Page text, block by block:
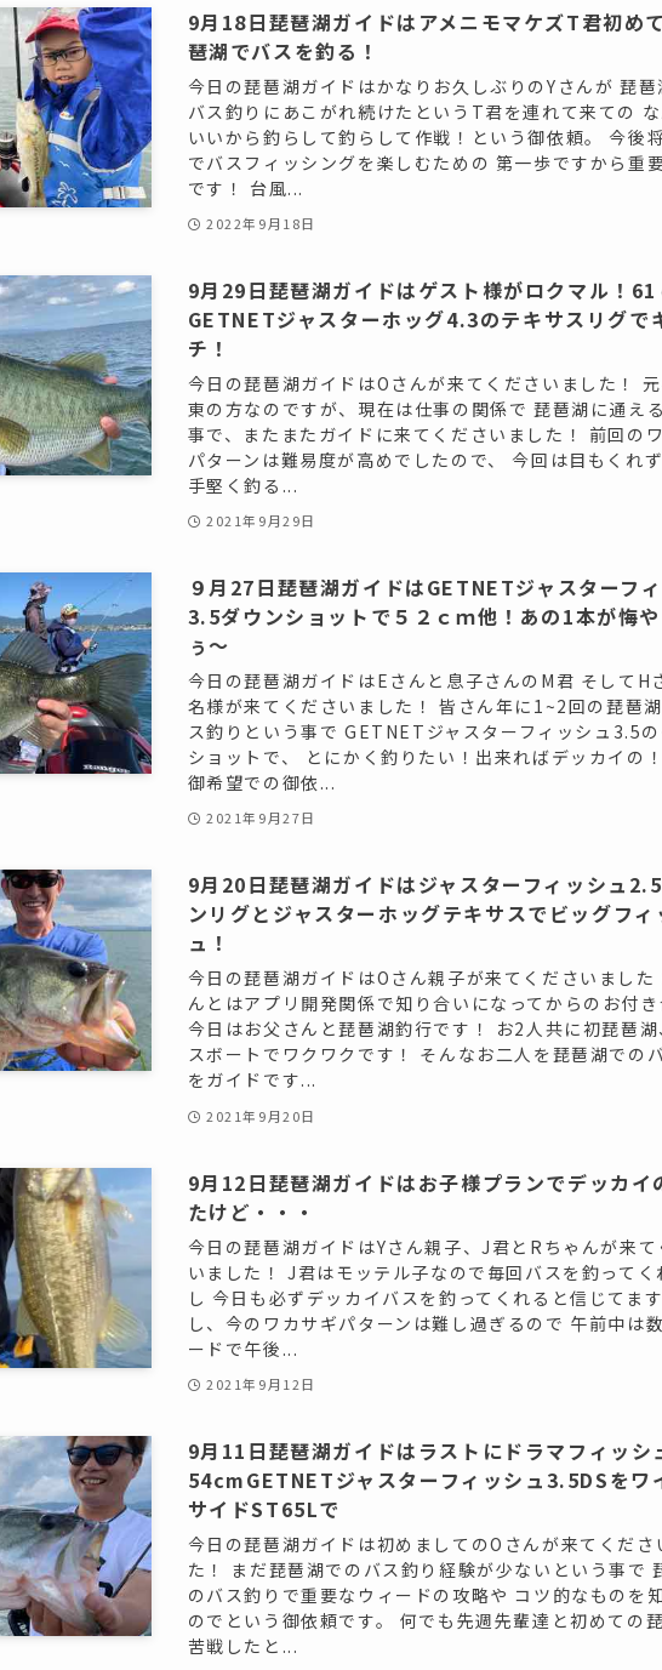
9月18日琵琶湖ガイドはアメニモマケズT君初め
琶湖でバスを釣る！
今日の琵琶湖ガイドはかなりお久しぶりのYさんが 琵琶
バス釣りにあこがれ続けたというT君を連れて来ての な
いいから釣らして釣らして作戦！という御依頼。 今後
でバスフィッシングを楽しむための 第一歩ですから重
です！ 台風...
2022年9月18日
9月29日琵琶湖ガイドはゲスト様がロクマル！61
GETNETジャスターホッグ4.3のテキサスリグで
チ！
今日の琵琶湖ガイドはOさんが来てくださいました！
東の方なのですが、現在は仕事の関係で 琵琶湖に通え
事で、またまたガイドに来てくださいました！ 前回の
パターンは難易度が高めでしたので、 今回は目もくれ
手堅く釣る...
2021年9月29日
９月27日琵琶湖ガイドはGETNETジャスターフ
3.5ダウンショットで５２ｃｍ他！あの1本が悔
ぅ～
今日の琵琶湖ガイドはEさんと息子さんのM君 そしてH
名様が来てくださいました！ 皆さん年に1~2回の琵琶
ス釣りという事で GETNETジャスターフィッシュ3.5
ショットで、 とにかく釣りたい！出来ればデッカイの
御希望での御依...
2021年9月27日
9月20日琵琶湖ガイドはジャスターフィッシュ
ンリグとジャスターホッグテキサスでビッグフィ
ュ！
今日の琵琶湖ガイドはOさん親子が来てくださいました
んとはアプリ開発関係で知り合いになってからのお付き
今日はお父さんと琵琶湖釣行です！ お2人共に初琵琶湖
スボートでワクワクです！ そんなお二人を琵琶湖での
をガイドです...
2021年9月20日
9月12日琵琶湖ガイドはお子様プランでデッカイ
たけど・・・
今日の琵琶湖ガイドはYさん親子、J君とRちゃんが来て
いました！ J君はモッテル子なので毎回バスを釣ってく
し 今日も必ずデッカイバスを釣ってくれると信じてま
し、今のワカサギパターンは難し過ぎるので 午前中は
ードで午後...
2021年9月12日
9月11日琵琶湖ガイドはラストにドラマフィッシ
54cmGETNETジャスターフィッシュ3.5DSをワ
サイドST65Lで
今日の琵琶湖ガイドは初めましてのOさんが来てくださ
た！ まだ琵琶湖でのバス釣り経験が少ないという事で
のバス釣りで重要なウィードの攻略や コツ的なものを
のでという御依頼です。 何でも先週先輩達と初めての
苦戦したと...